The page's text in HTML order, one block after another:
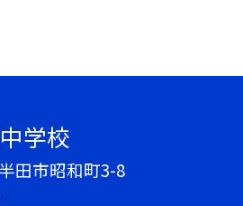
学校
田市昭和町3-8